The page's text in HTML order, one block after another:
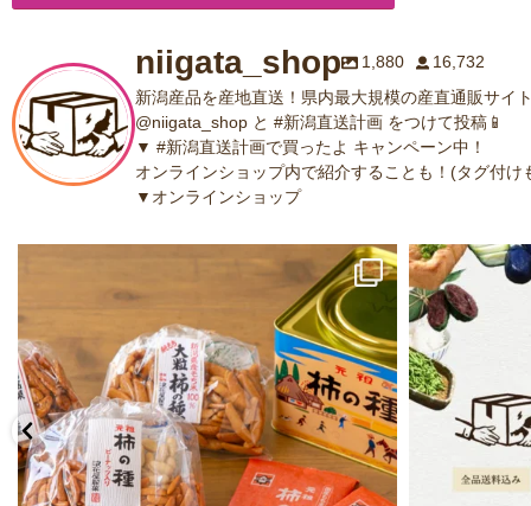
niigata_shop 1,880
16,732
新潟産品を産地直送！県内最大規模の産直通販サイ
@niigata_shop と #新潟直送計画 をつけて投稿📱
▼ #新潟直送計画で買ったよ キャンペーン中！
オンラインショップ内で紹介することも！(タグ付け
▼オンラインショップ